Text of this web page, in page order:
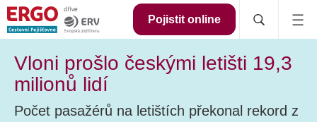
Pojistit online
Vloni prošlo českými letišti 19,3
milionů lidí
Počet pasažérů na letištích překonal rekord z